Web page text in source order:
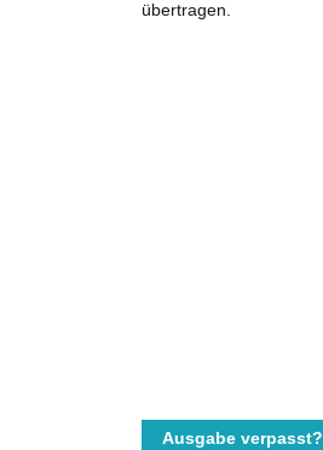
übertragen.
Ausgabe verpasst?